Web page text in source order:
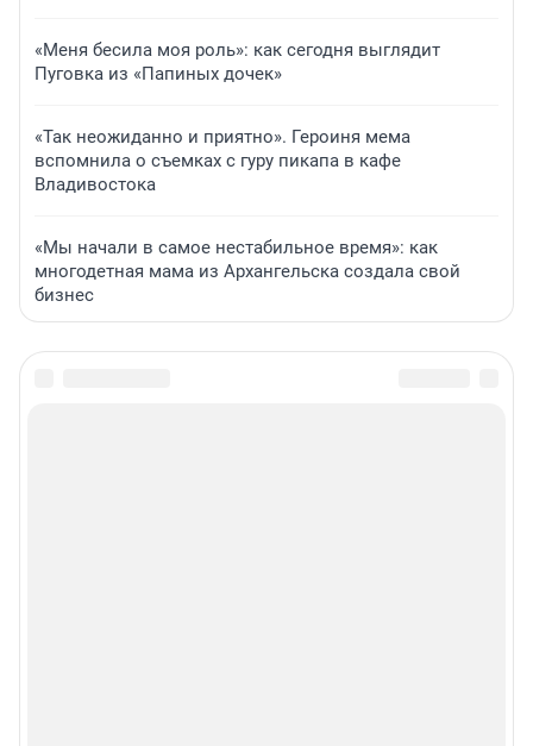
«Меня бесила моя роль»: как сегодня выглядит
Пуговка из «Папиных дочек»
«Так неожиданно и приятно». Героиня мема
вспомнила о съемках с гуру пикапа в кафе
Владивостока
«Мы начали в самое нестабильное время»: как
многодетная мама из Архангельска создала свой
бизнес